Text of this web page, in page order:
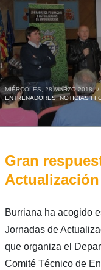
MIÉRCOLES, 28 MARZO 2018 /
ENTRENADORES,NOTICIAS
Gran
Burriana ha acogido
Jornadas de
que organiza el
Comité Técnico de